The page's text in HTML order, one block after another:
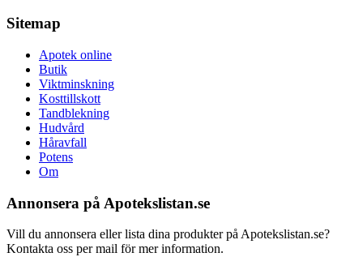
Sitemap
Apotek online
Butik
Viktminskning
Kosttillskott
Tandblekning
Hudvård
Håravfall
Potens
Om
Annonsera på Apotekslistan.se
Vill du annonsera eller lista dina produkter på Apotekslistan.se?
Kontakta oss per mail för mer information.